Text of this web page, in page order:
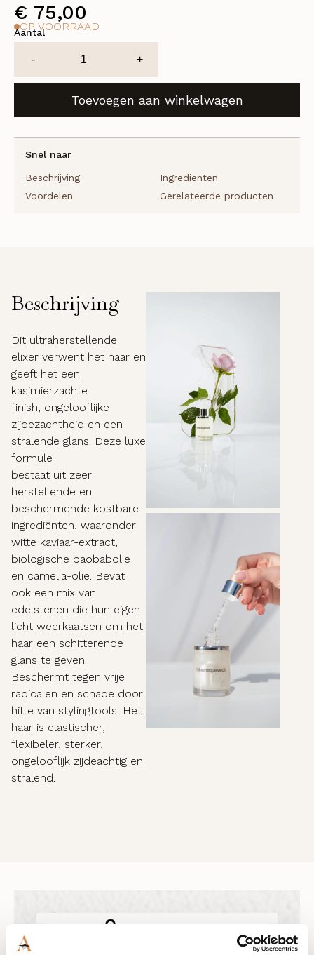
€ 75,00
Snel naar
Beschrijving
Ingrediënten
Voordelen
Gerelateerde producten
OP VOORRAAD
Aantal
-
white
hydra-
pure
precious
elixir
-
aantal
+
Toevoegen aan winkelwagen
Beschrijving
Dit ultraherstellende
elixer verwent het haar en
geeft het een
kasjmierzachte
finish, ongelooflijke
zijdezachtheid en een
stralende glans. Deze luxe
formule
bestaat uit zeer
herstellende en
beschermende kostbare
ingrediënten, waaronder
witte kaviaar-extract,
biologische baobabolie
en camelia-olie. Bevat
ook een mix van
edelstenen die hun eigen
licht weerkaatsen om het
haar een schitterende
glans te geven.
Beschermt tegen vrije
radicalen en schade door
hitte van stylingtools. Het
haar is elastischer,
flexibeler, sterker,
ongelooflijk zijdeachtig en
stralend.